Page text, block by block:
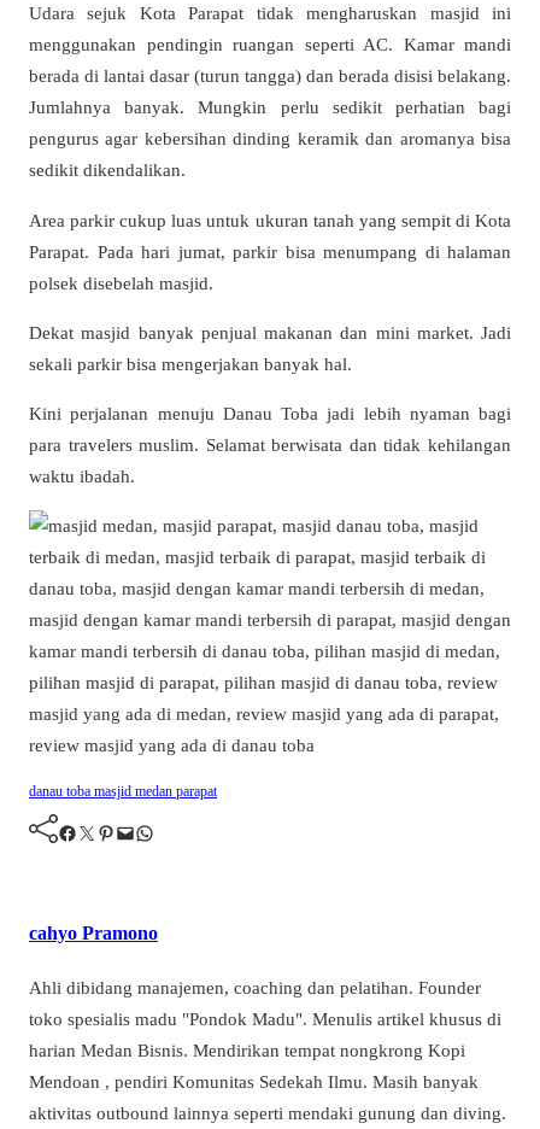
Udara sejuk Kota Parapat tidak mengharuskan masjid ini
menggunakan pendingin ruangan seperti AC. Kamar mandi
berada di lantai dasar (turun tangga) dan berada disisi belakang.
Jumlahnya banyak. Mungkin perlu sedikit perhatian bagi
pengurus agar kebersihan dinding keramik dan aromanya bisa
sedikit dikendalikan.
Area parkir cukup luas untuk ukuran tanah yang sempit di Kota
Parapat. Pada hari jumat, parkir bisa menumpang di halaman
polsek disebelah masjid.
Dekat masjid banyak penjual makanan dan mini market. Jadi
sekali parkir bisa mengerjakan banyak hal.
Kini perjalanan menuju Danau Toba jadi lebih nyaman bagi
para travelers muslim. Selamat berwisata dan tidak kehilangan
waktu ibadah.
danau toba masjid medan parapat
Facebook Twitter Pinterest Mail WhatsApp
cahyo Pramono
Ahli dibidang manajemen, coaching dan pelatihan. Founder
toko spesialis madu "Pondok Madu". Menulis artikel khusus di
harian Medan Bisnis. Mendirikan tempat nongkrong Kopi
Mendoan , pendiri Komunitas Sedekah Ilmu. Masih banyak
aktivitas outbound lainnya seperti mendaki gunung dan diving.